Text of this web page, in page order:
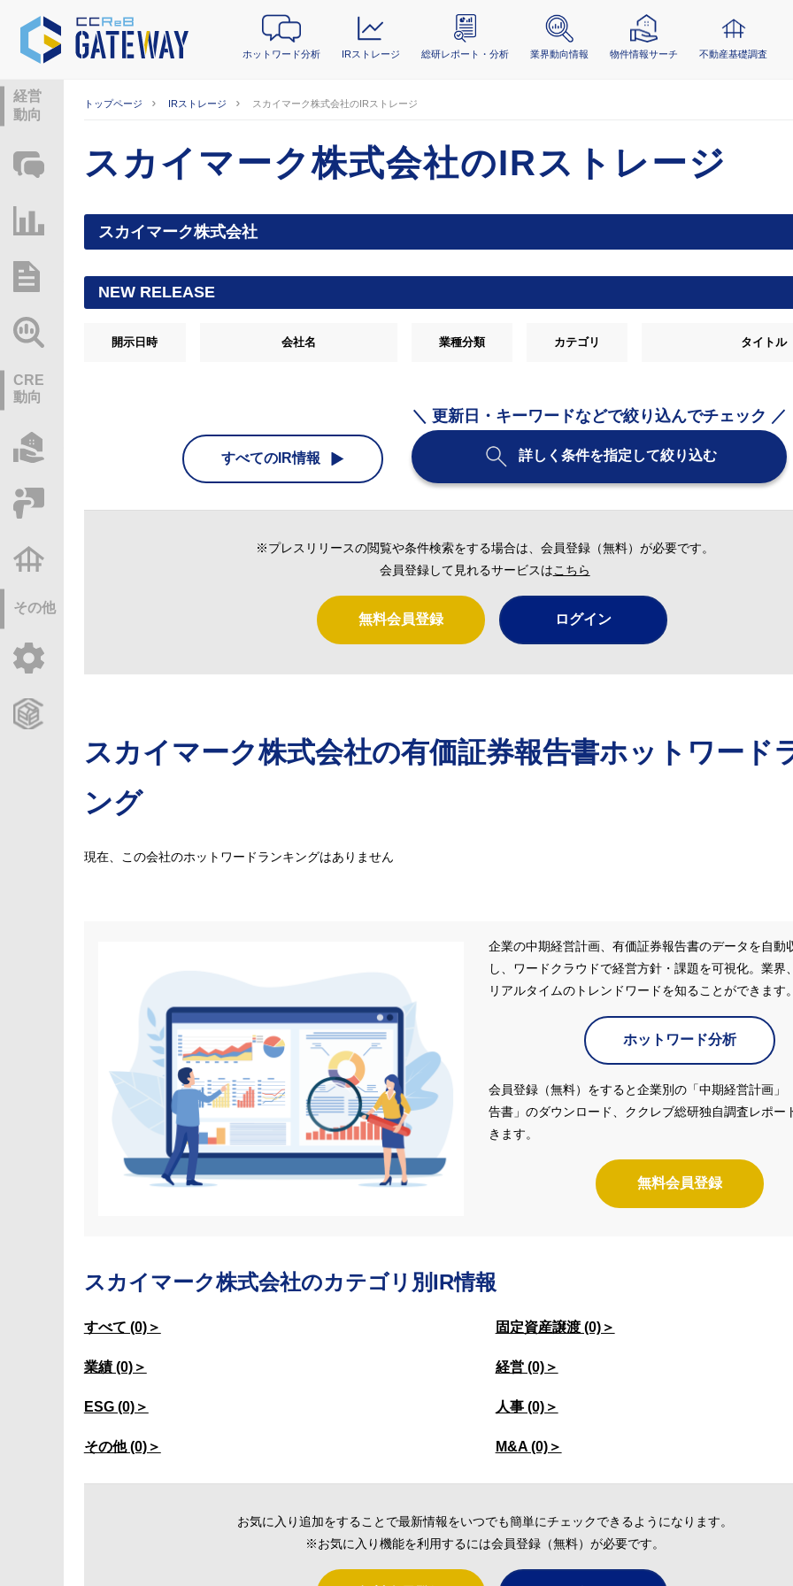
ホットワード分析 IRストレージ 総研レポート・分析 業界動向情報 物件情報サーチ 不動産基礎調査
経営
動向
ホットワード分析
IRストレージ
総研レポート・分析
CRE
動向
その他
トップページ IRストレージ スカイマーク株式会社のIRストレージ
スカイマーク株式会社のIRストレージ
スカイマーク株式会社
NEW RELEASE
開示日時 会社名 業種分類 カテゴリ タイトル
すべてのIR情報
＼ 更新日・キーワードなどで絞り込んでチェック ／
詳しく条件を指定して絞り込む
※プレスリリースの閲覧や条件検索をする場合は、会員登録（無料）が必要です。
会員登録して見れるサービスはこちら
無料会員登録 ログイン
スカイマーク株式会社の有価証券報告書ホットワード
ング
現在、この会社のホットワードランキングはありません
企業の中期経営計画、有価証券報告書のデータを自動
し、ワードクラウドで経営方針・課題を可視化。業界
リアルタイムのトレンドワードを知ることができます
ホットワード分析
会員登録（無料）をすると企業別の「中期経営計画」
告書」のダウンロード、ククレブ総研独自調査レポー
きます。
無料会員登録
スカイマーク株式会社のカテゴリ別IR情報
すべて (0)＞ 固定資産譲渡 (0)＞
業績 (0)＞ 経営 (0)＞
ESG (0)＞ 人事 (0)＞
その他 (0)＞ M&A (0)＞
お気に入り追加をすることで最新情報をいつでも簡単にチェックできるようになります。
※お気に入り機能を利用するには会員登録（無料）が必要です。